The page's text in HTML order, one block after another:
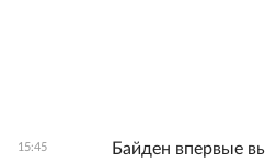
15:45
Байден впервые